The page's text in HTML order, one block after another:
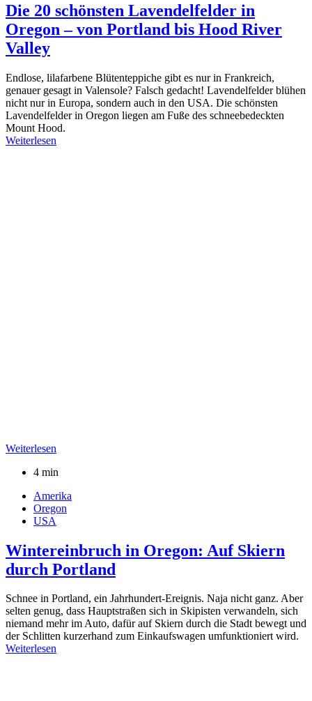
Die 20 schönsten Lavendelfelder in
Oregon – von Portland bis Hood River
Valley
Endlose, lilafarbene Blütenteppiche gibt es nur in Frankreich,
genauer gesagt in Valensole? Falsch gedacht! Lavendelfelder blühen
nicht nur in Europa, sondern auch in den USA. Die schönsten
Lavendelfelder in Oregon liegen am Fuße des schneebedeckten
Mount Hood.
Weiterlesen
Weiterlesen
4 min
Amerika
Oregon
USA
Wintereinbruch in Oregon: Auf Skiern
durch Portland
Schnee in Portland, ein Jahrhundert-Ereignis. Naja nicht ganz. Aber
selten genug, dass Hauptstraßen sich in Skipisten verwandeln, sich
niemand mehr im Auto, dafür auf Skiern durch die Stadt bewegt und
der Schlitten kurzerhand zum Einkaufswagen umfunktioniert wird.
Weiterlesen